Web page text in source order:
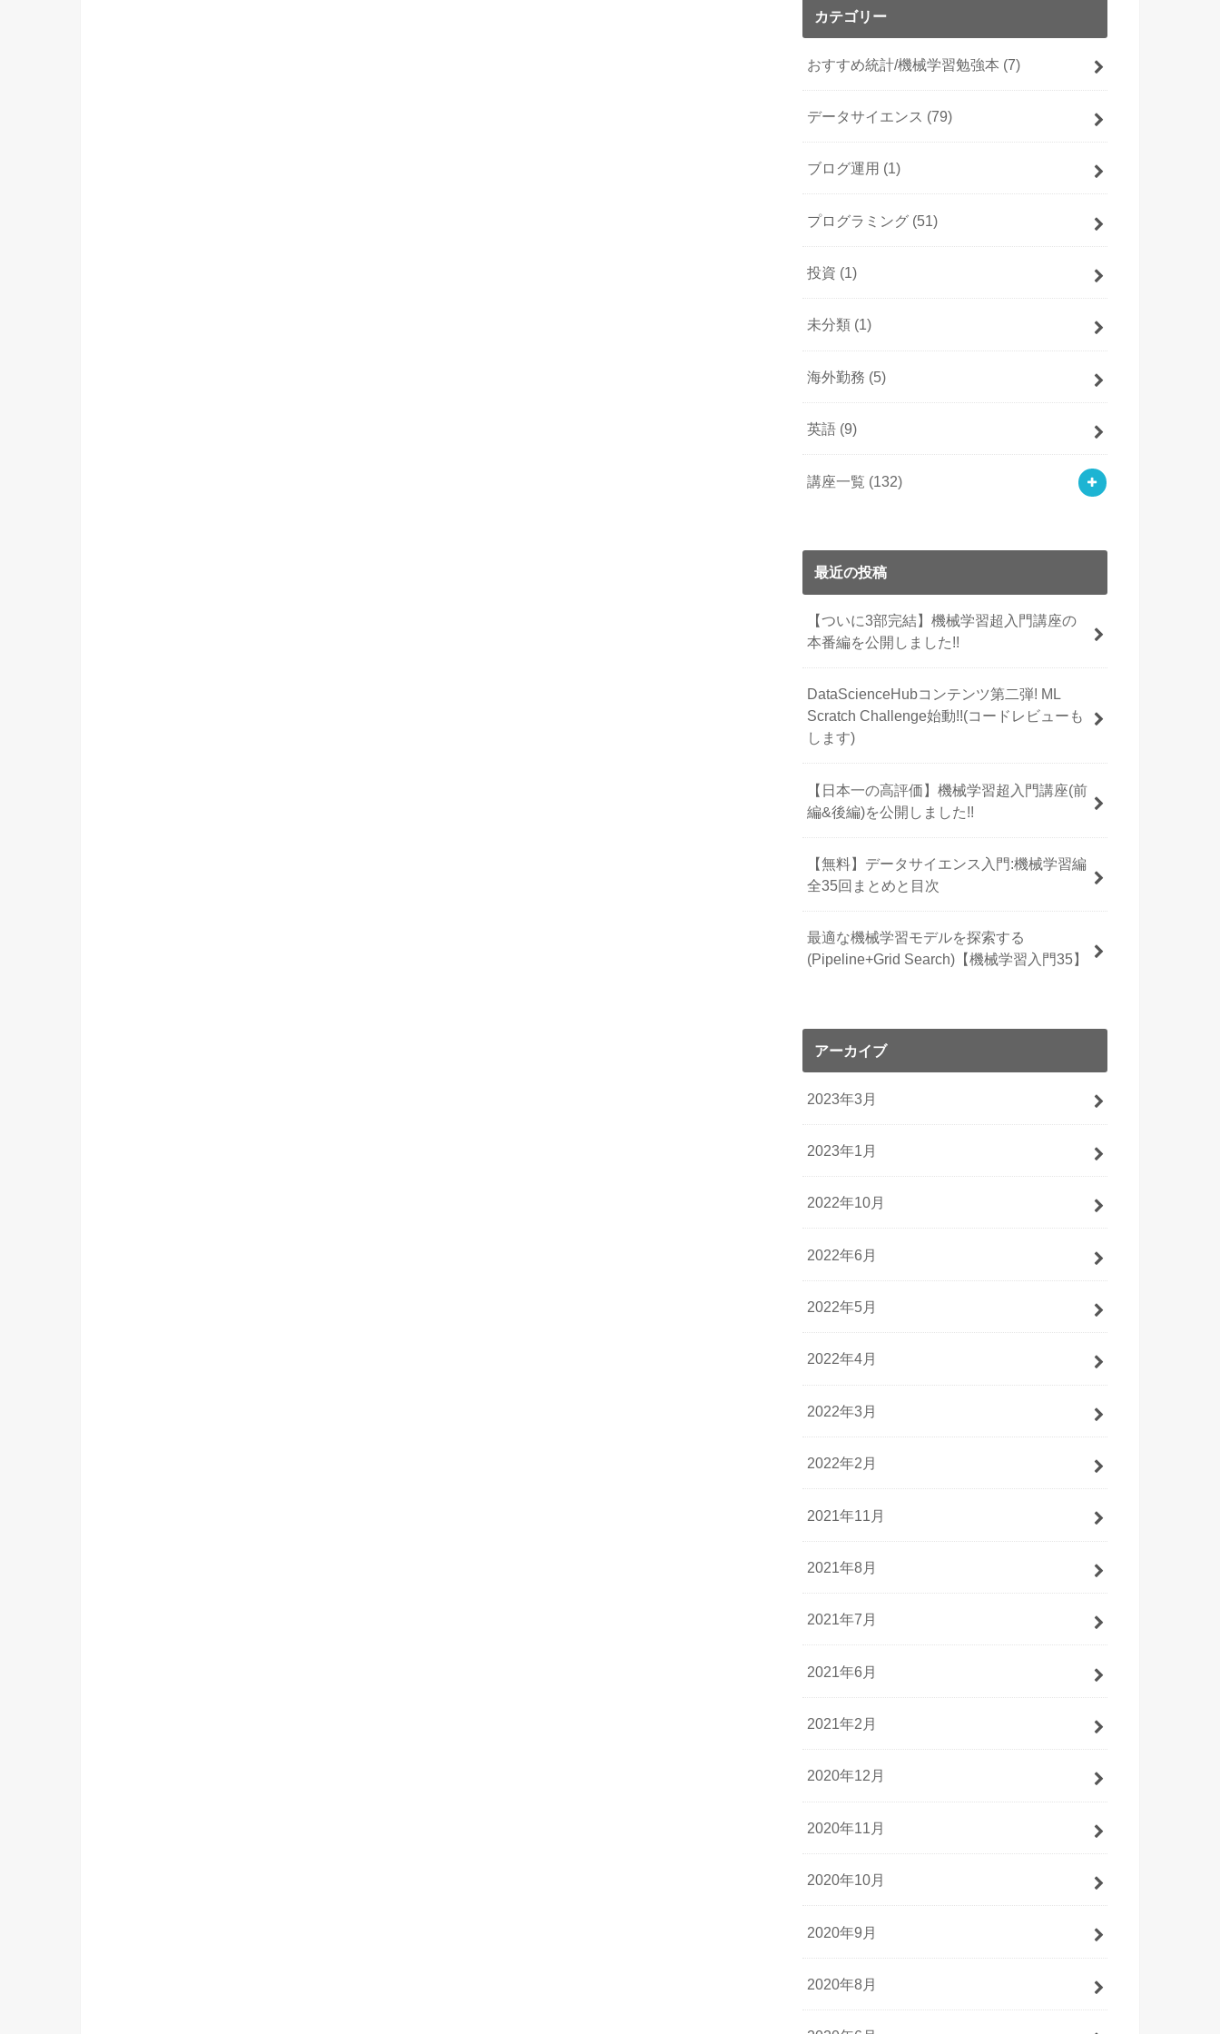
カテゴリー
おすすめ統計/機械学習勉強本 (7)
データサイエンス (79)
ブログ運用 (1)
プログラミング (51)
投資 (1)
未分類 (1)
海外勤務 (5)
英語 (9)
講座一覧 (132)
最近の投稿
【ついに3部完結】機械学習超入門講座の
本番編を公開しました!!
DataScienceHubコンテンツ第二弾! ML
Scratch Challenge始動!!(コードレビューも
します)
【日本一の高評価】機械学習超入門講座(前
編&後編)を公開しました!!
【無料】データサイエンス入門:機械学習編
全35回まとめと目次
最適な機械学習モデルを探索する
(Pipeline+Grid Search)【機械学習入門35】
アーカイブ
2023年3月
2023年1月
2022年10月
2022年6月
2022年5月
2022年4月
2022年3月
2022年2月
2021年11月
2021年8月
2021年7月
2021年6月
2021年2月
2020年12月
2020年11月
2020年10月
2020年9月
2020年8月